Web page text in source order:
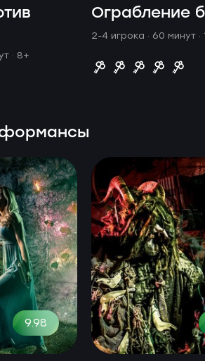
· 8+
Ограбление
2-4 игрока · 60 минут
9.98